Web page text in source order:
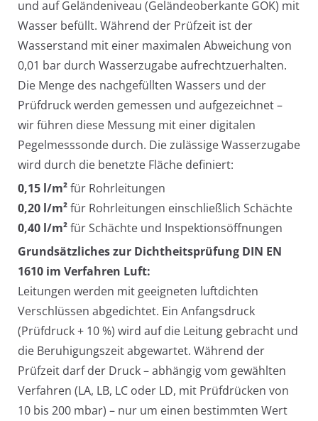
und auf Geländeniveau (Geländeoberkante GOK) mit
Wasser befüllt. Während der Prüfzeit ist der
Wasserstand mit einer maximalen Abweichung von
0,01 bar durch Wasserzugabe aufrechtzuerhalten.
Die Menge des nachgefüllten Wassers und der
Prüfdruck werden gemessen und aufgezeichnet –
wir führen diese Messung mit einer digitalen
Pegelmesssonde durch. Die zulässige Wasserzugabe
wird durch die benetzte Fläche definiert:
0,15 l/m²für Rohrleitungen
0,20 l/m²für Rohrleitungen einschließlich Schächte
0,40 l/m²für Schächte und Inspektionsöffnungen
Grundsätzliches zur Dichtheitsprüfung DIN EN
1610 im Verfahren Luft:
Leitungen werden mit geeigneten luftdichten
Verschlüssen abgedichtet. Ein Anfangsdruck
(Prüfdruck + 10 %) wird auf die Leitung gebracht und
die Beruhigungszeit abgewartet. Während der
Prüfzeit darf der Druck – abhängig vom gewählten
Verfahren (LA, LB, LC oder LD, mit Prüfdrücken von
10 bis 200 mbar) – nur um einen bestimmten Wert